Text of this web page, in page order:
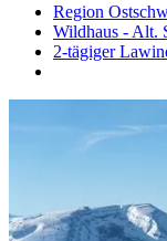
Region
Wildhaus - Alt.
2-tägiger